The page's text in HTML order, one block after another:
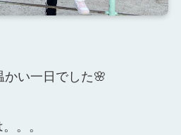
かい一日でした🌸
。。